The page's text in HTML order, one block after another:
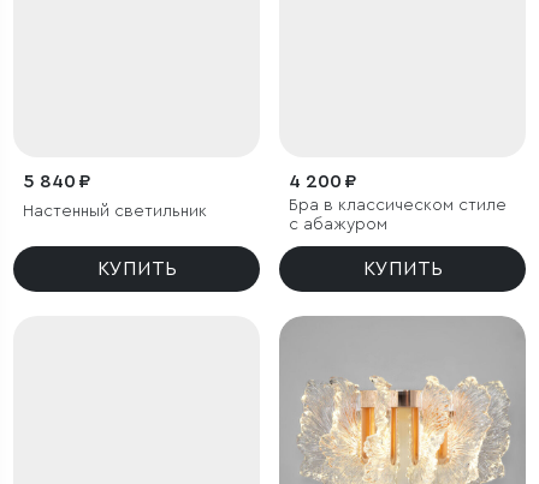
5 840 ₽
Настенный светильник
КУПИТЬ
4 200 ₽
Бра в классическом стиле
с абажуром
КУПИТЬ